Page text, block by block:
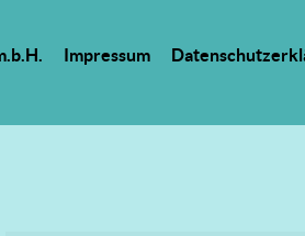
Impressum